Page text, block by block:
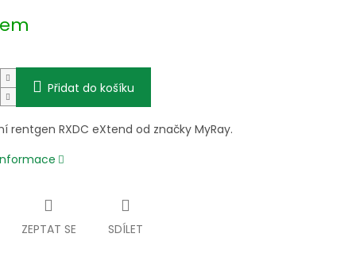
Přidat do košíku
rentgen RXDC eXtend od značky MyRay.
ZEPTAT SE SDÍLET